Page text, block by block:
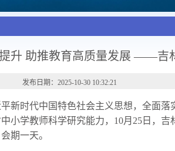
升 助推教育高质量发展 ——吉
发布日期：2025-10-30 10:32:21
新时代中国特色社会主义思想，全面
小学教师科学研究能力，10月25日，
期一天。